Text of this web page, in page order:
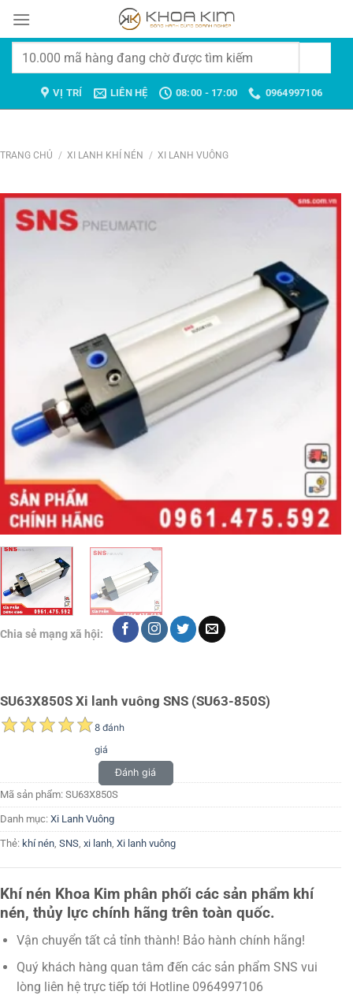
đến
Tìm
VỊ TRÍ LIÊN HỆ 08:00 - 17:00 0964997106
TRANG CHỦ / XI LANH KHÍ NÉN / XI LANH VUÔNG
Chia sẻ mạng xã hội:
SU63X850S Xi lanh vuông SNS (SU63-850S)
8 đánh
giá
Đánh giá
Mã sản phẩm: SU63X850S
Danh mục: Xi Lanh Vuông
Thẻ: khí nén, SNS, xi lanh, Xi lanh vuông
Khí nén Khoa Kim phân phối các sản phẩm khí
nén, thủy lực chính hãng trên toàn quốc.
Vận chuyển tất cả tỉnh thành! Bảo hành chính hãng!
Quý khách hàng quan tâm đến các sản phẩm SNS vui
lòng liên hệ trực tiếp tới Hotline 0964997106